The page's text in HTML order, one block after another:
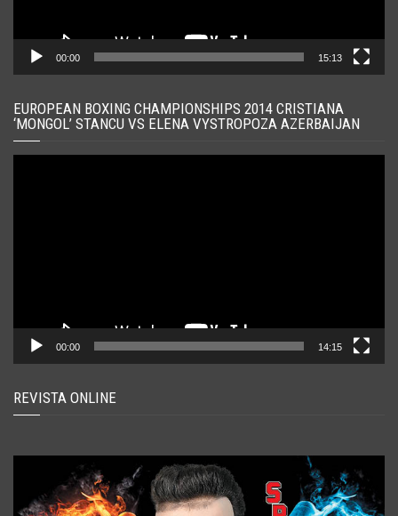
00:00 15:13
EUROPEAN BOXING CHAMPIONSHIPS 2014 CRISTIANA
‘MONGOL’ STANCU VS ELENA VYSTROPOZA AZERBAIJAN
00:00 14:15
REVISTA ONLINE